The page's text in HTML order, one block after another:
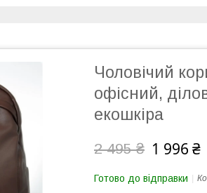
Чоловічий
офісний,
екошкіра
2 495 ₴ 1 996 ₴
Готово до відправки